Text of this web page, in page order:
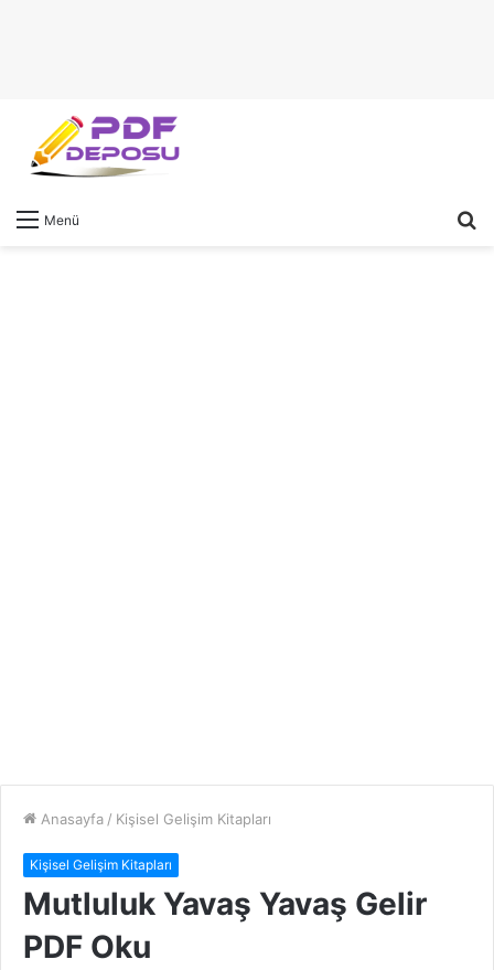
Menü
Anasayfa / Kişisel Gelişim Kitapları
Kişisel Gelişim Kitapları
Mutluluk Yavaş Yavaş Gelir
PDF Oku